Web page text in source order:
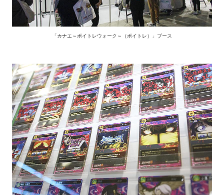
「カナエ～ポイトレウォーク～（ポイトレ）」ブース